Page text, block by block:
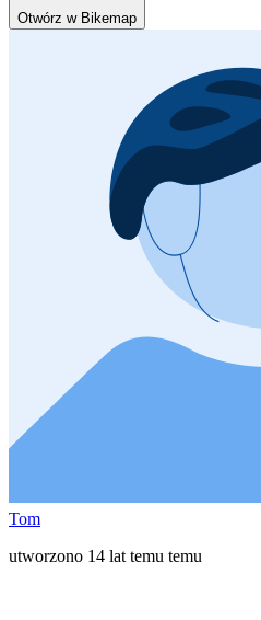
Otwórz w Bikemap
Tom
utworzono 14 lat temu temu